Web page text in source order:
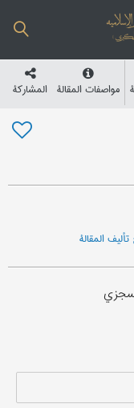
مواصفات المقالة المشارکة
تألیف المقالة